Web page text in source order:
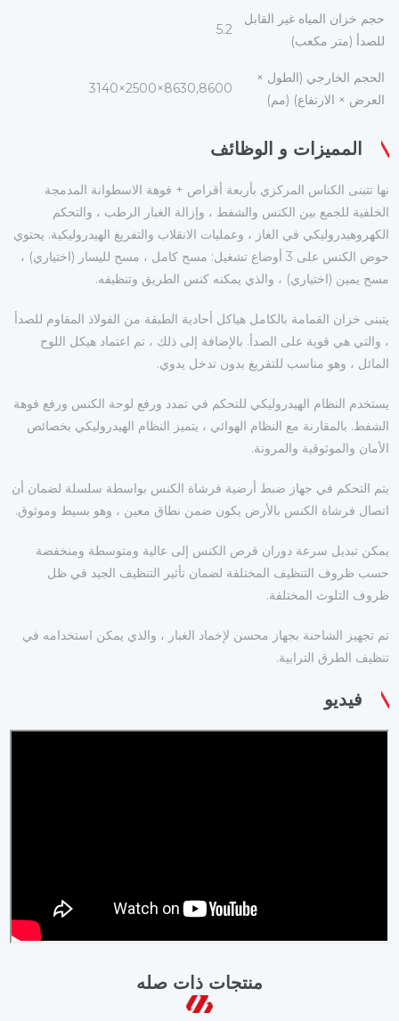
حجم خزان المياه غير القابل
للصدأ (متر مكعب)
5.2
الحجم الخارجي (الطول ×
العرض × الارتفاع) (مم)
8630,8600×2500×3140
المميزات و الوظائف
نها تتبنى الكناس المركزي بأربعة أقراص + فوهة الاسطوانة المدمجة
الخلفية للجمع بين الكنس والشفط ، وإزالة الغبار الرطب ، والتحكم
الكهروهيدروليكي في الغاز ، وعمليات الانقلاب والتفريغ الهيدروليكية. يحتوي
حوض الكنس على 3 أوضاع تشغيل: مسح كامل ، مسح لليسار (اختياري) ،
مسح يمين (اختياري) ، والذي يمكنه كنس الطريق وتنظيفه.
يتبنى خزان القمامة بالكامل هياكل أحادية الطبقة من الفولاذ المقاوم للصدأ
، والتي هي قوية على الصدأ. بالإضافة إلى ذلك ، تم اعتماد هيكل اللوح
المائل ، وهو مناسب للتفريغ بدون تدخل يدوي.
يستخدم النظام الهيدروليكي للتحكم في تمدد ورفع لوحة الكنس ورفع فوهة
الشفط. بالمقارنة مع النظام الهوائي ، يتميز النظام الهيدروليكي بخصائص
الأمان والموثوقية والمرونة.
يتم التحكم في جهاز ضبط أرضية فرشاة الكنس بواسطة سلسلة لضمان أن
اتصال فرشاة الكنس بالأرض يكون ضمن نطاق معين ، وهو بسيط وموثوق.
يمكن تبديل سرعة دوران قرص الكنس إلى عالية ومتوسطة ومنخفضة
حسب ظروف التنظيف المختلفة لضمان تأثير التنظيف الجيد في ظل
ظروف التلوث المختلفة.
تم تجهيز الشاحنة بجهاز محسن لإخماد الغبار ، والذي يمكن استخدامه في
تنظيف الطرق الترابية.
فيديو
منتجات ذات صله